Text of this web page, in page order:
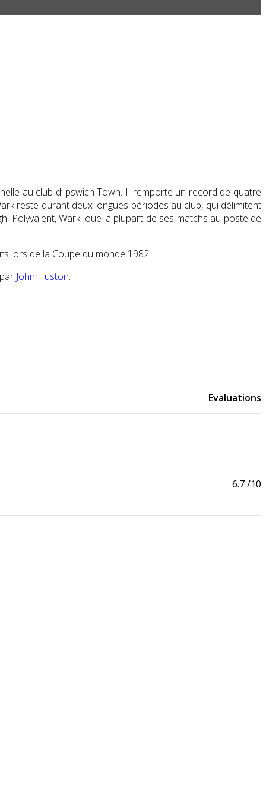
au club d’Ipswich Town. Il remporte un record de quatre
reste durant deux longues périodes au club, qui délimitent
Polyvalent, Wark joue la plupart de ses matchs au poste de
lors de la Coupe du monde 1982.
John Huston.
Evaluations
6.7/10